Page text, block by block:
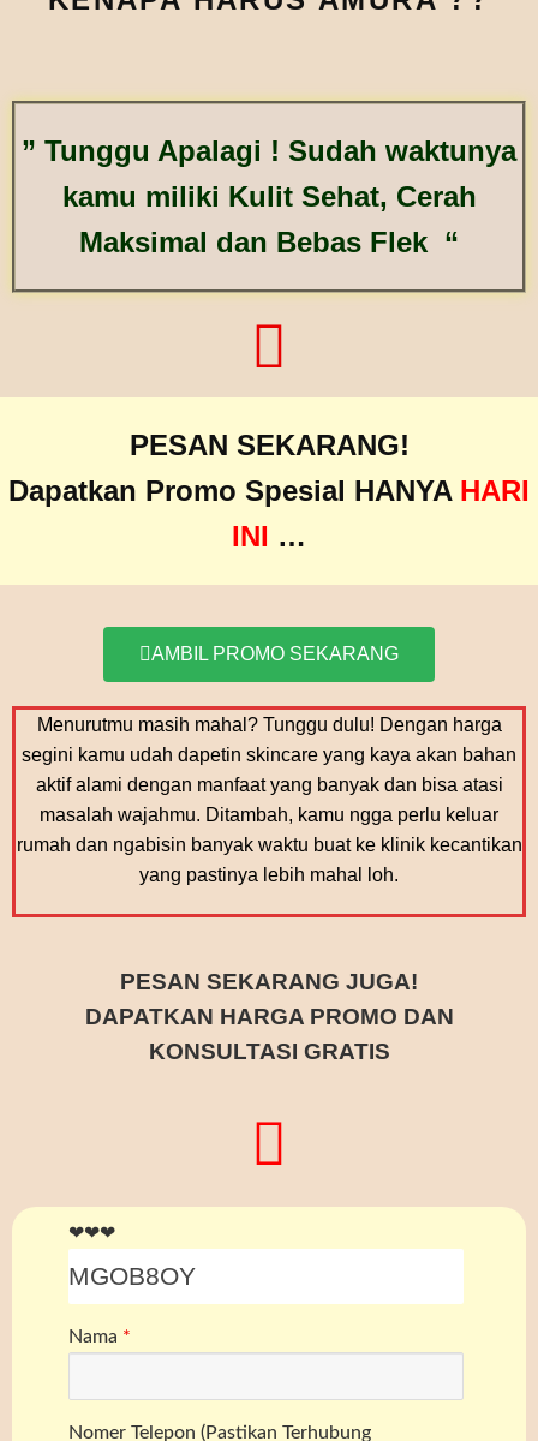
” Tunggu Apalagi ! Sudah waktunya
kamu miliki Kulit Sehat, Cerah
Maksimal dan Bebas Flek “
PESAN SEKARANG!
Dapatkan Promo Spesial HANYA HARI
INI …
AMBIL PROMO SEKARANG
Menurutmu masih mahal? Tunggu dulu! Dengan harga
segini kamu udah dapetin skincare yang kaya akan bahan
aktif alami dengan manfaat yang banyak dan bisa atasi
masalah wajahmu. Ditambah, kamu ngga perlu keluar
rumah dan ngabisin banyak waktu buat ke klinik kecantikan
yang pastinya lebih mahal loh.
PESAN SEKARANG JUGA!
DAPATKAN HARGA PROMO DAN
KONSULTASI GRATIS
❤❤❤
Nama *
Nomer Telepon (Pastikan Terhubung